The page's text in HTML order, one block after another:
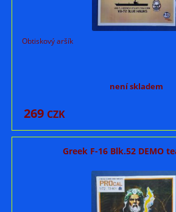
Obtiskový aršík
není skladem
269 CZK
Greek F-16 Blk.52 DEMO